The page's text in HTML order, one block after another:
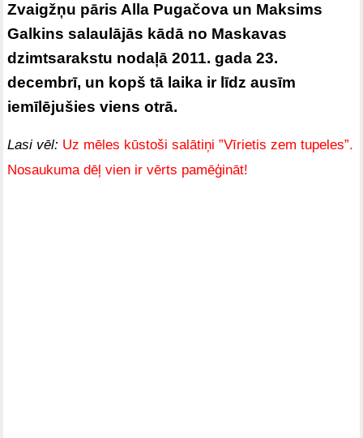
Zvaigžņu pāris Alla Pugačova un Maksims
Galkins salaulājās kādā no Maskavas
dzimtsarakstu nodaļā 2011. gada 23.
decembrī, un kopš tā laika ir līdz ausīm
iemīlējušies viens otrā.
Lasi vēl: Uz mēles kūstoši salātiņi ”Vīrietis zem tupeles”.
Nosaukuma dēļ vien ir vērts pamēģināt!